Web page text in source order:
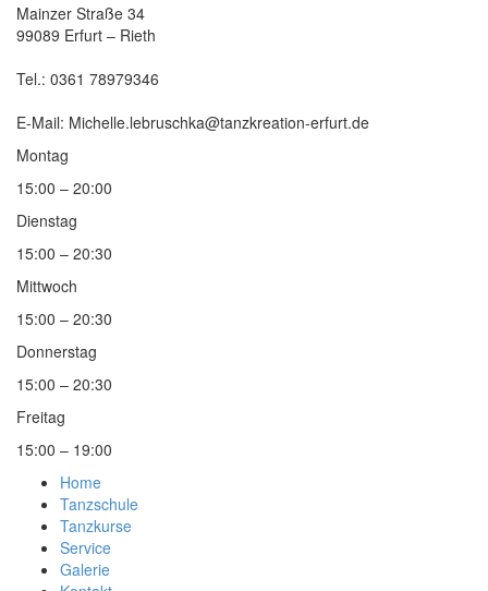
Mainzer Straße 34
99089 Erfurt – Rieth
Tel.: 0361 78979346
E-Mail: Michelle.lebruschka@tanzkreation-erfurt.de
Montag
15:00 – 20:00
Dienstag
15:00 – 20:30
Mittwoch
15:00 – 20:30
Donnerstag
15:00 – 20:30
Freitag
15:00 – 19:00
Home
Tanzschule
Tanzkurse
Service
Galerie